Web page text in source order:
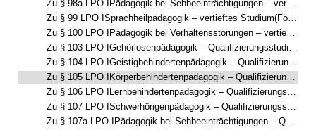
Zu § 98a LPO IPädagogik bei Sehbeeinträchtigungen – vertieftes Studium(Förderschwerpunkt Sehen)
Zu § 99 LPO ISprachheilpädagogik – vertieftes Studium(Förderschwerpunkt Sprache)
Zu § 100 LPO IPädagogik bei Verhaltensstörungen – vertieftes Studium(Förderschwerpunkt emotionale und soziale Entwicklung)
Zu § 103 LPO IGehörlosenpädagogik – Qualifizierungsstudium(Förderschwerpunkt Hören, visuell-auditive Ausrichtung)
Zu § 104 LPO IGeistigbehindertenpädagogik – Qualifizierungsstudium(Förderschwerpunkt geistige Entwicklung)
Zu § 105 LPO IKörperbehindertenpädagogik – Qualifizierungsstudium(Förderschwerpunkt körperliche und motorische Entwicklung)
Zu § 106 LPO ILernbehindertenpädagogik – Qualifizierungsstudium(Förderschwerpunkt Lernen – Pädagogik bei Lernschwierigkeiten/Lernbeeinträchtigungen)
Zu § 107 LPO ISchwerhörigenpädagogik – Qualifizierungsstudium(Förderschwerpunkt Hören, auditiv-visuelle Ausrichtung)
Zu § 107a LPO IPädagogik bei Sehbeeinträchtigungen – Qualifizierungsstudium(Förderschwerpunkt Sehen)